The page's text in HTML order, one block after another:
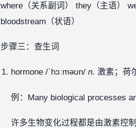
where（关系副词） they（主语）
bloodstream（状语）
步骤三：查生词
hormone /ˈhɔːməʊn/ n. 激素；荷
例：Many biological processes
许多生物变化过程都是由激素控制